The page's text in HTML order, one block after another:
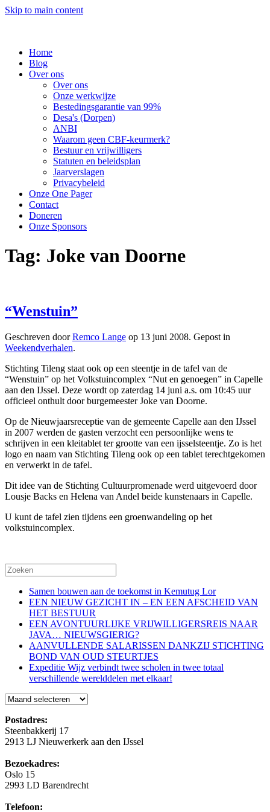
Skip to main content
Home
Blog
Over ons
Over ons
Onze werkwijze
Bestedingsgarantie van 99%
Desa's (Dorpen)
ANBI
Waarom geen CBF-keurmerk?
Bestuur en vrijwilligers
Statuten en beleidsplan
Jaarverslagen
Privacybeleid
Onze One Pager
Contact
Doneren
Onze Sponsors
Tag: Joke van Doorne
“Wenstuin”
Geschreven doorRemco Lange op 13 juni 2008. Gepost in
Weekendverhalen.
Stichting Tileng staat ook op een steentje in de tafel van de
“Wenstuin” op het Volkstuincomplex “Nut en genoegen” in Capelle
aan den IJssel. Deze wordt op zaterdag 14 juni a.s. om 10:45 uur
officieel onthult door burgemeester Joke van Doorne.
Op de Nieuwjaarsreceptie van de gemeente Capelle aan den IJssel
in 2007 werden de gasten verzocht een persoonlijke wens te
schrijven in een kleitablet ter grootte van een ijsselsteentje. Zo is het
logo en naam van Stichting Tileng ook op een tablet terechtgekomen
en verwerkt in de tafel.
Dit idee van de Stichting Cultuurpromenade werd uitgevoerd door
Lousje Backs en Helena van Andel beide kunstenaars in Capelle.
U kunt de tafel zien tijdens een groenwandeling op het
volkstuincomplex.
Samen bouwen aan de toekomst in Kemutug Lor
EEN NIEUW GEZICHT IN – EN EEN AFSCHEID VAN
HET BESTUUR
EEN AVONTUURLIJKE VRIJWILLIGERSREIS NAAR
JAVA… NIEUWSGIERIG?
AANVULLENDE SALARISSEN DANKZIJ STICHTING
BOND VAN OUD STEURTJES
Expeditie Wijz verbindt twee scholen in twee totaal
verschillende werelddelen met elkaar!
Blog
Postadres:
Steenbakkerij 17
2913 LJ Nieuwerkerk aan den IJssel
Bezoekadres:
Oslo 15
2993 LD Barendrecht
Telefoon: